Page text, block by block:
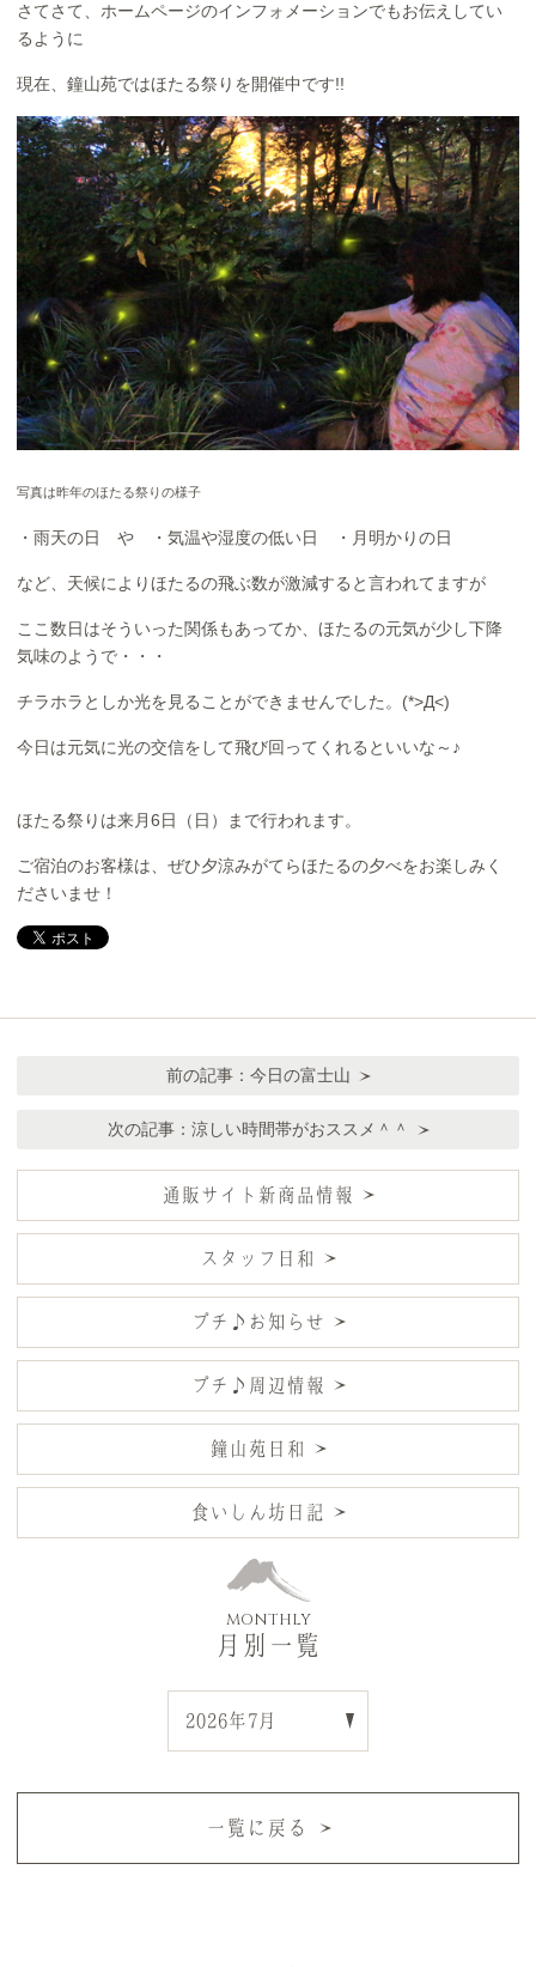
さてさて、ホームページのインフォメーションでもお伝えしてい
るように
現在、鐘山苑ではほたる祭りを開催中です!!
写真は昨年のほたる祭りの様子
・雨天の日 や ・気温や湿度の低い日 ・月明かりの日
など、天候によりほたるの飛ぶ数が激減すると言われてますが
ここ数日はそういった関係もあってか、ほたるの元気が少し下降
気味のようで・・・
チラホラとしか光を見ることができませんでした。(*>Д<)
今日は元気に光の交信をして飛び回ってくれるといいな～♪
ほたる祭りは来月6日（日）まで行われます。
ご宿泊のお客様は、ぜひ夕涼みがてらほたるの夕べをお楽しみく
ださいませ！
前の記事： 今日の富士山
次の記事： 涼しい時間帯がおススメ＾＾
通販サイト新商品情報
スタッフ日和
プチ♪お知らせ
プチ♪周辺情報
鐘山苑日和
食いしん坊日記
MONTHLY
月別一覧
一覧に戻る